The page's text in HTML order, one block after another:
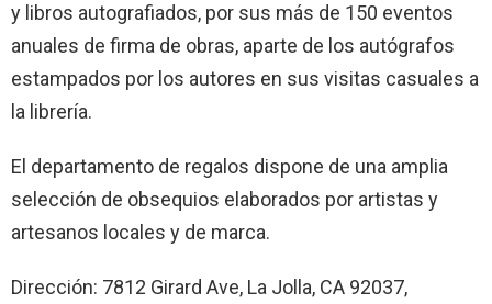
y libros autografiados, por sus más de 150 eventos
anuales de firma de obras, aparte de los autógrafos
estampados por los autores en sus visitas casuales a
la librería.
El departamento de regalos dispone de una amplia
selección de obsequios elaborados por artistas y
artesanos locales y de marca.
Dirección: 7812 Girard Ave, La Jolla, CA 92037,